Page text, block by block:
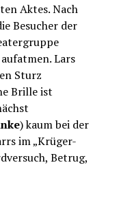
Aktes. Nach
Besucher der
Lars
Sturz
Brille ist
) kaum bei der
im „Krüger-
Betrug,